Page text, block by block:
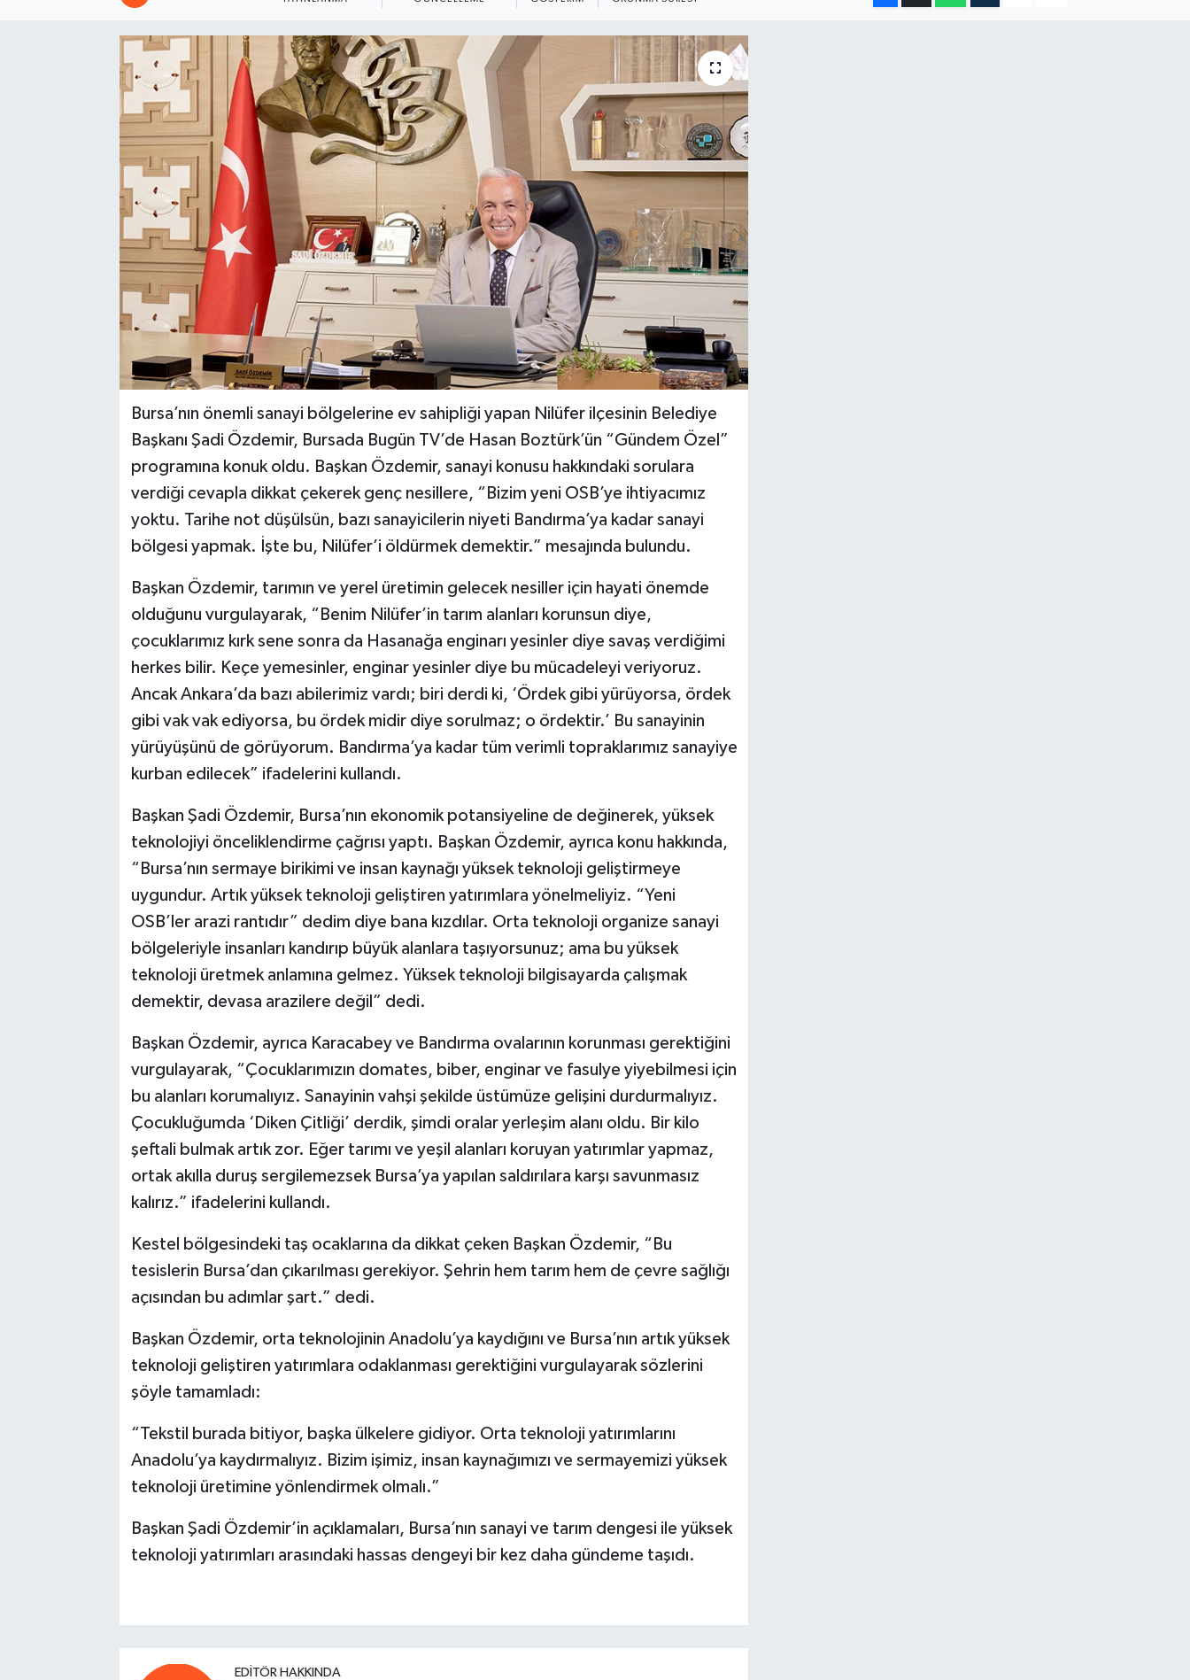
Bursa’nın önemli sanayi bölgelerine ev sahipliği yapan Nilüfer ilçesinin Belediye
Başkanı Şadi Özdemir, Bursada Bugün TV’de Hasan Boztürk’ün “Gündem Özel”
programına konuk oldu. Başkan Özdemir, sanayi konusu hakkındaki sorulara
verdiği cevapla dikkat çekerek genç nesillere, “Bizim yeni OSB’ye ihtiyacımız
yoktu. Tarihe not düşülsün, bazı sanayicilerin niyeti Bandırma’ya kadar sanayi
bölgesi yapmak. İşte bu, Nilüfer’i öldürmek demektir.” mesajında bulundu.
Başkan Özdemir, tarımın ve yerel üretimin gelecek nesiller için hayati önemde
olduğunu vurgulayarak, “Benim Nilüfer’in tarım alanları korunsun diye,
çocuklarımız kırk sene sonra da Hasanağa enginarı yesinler diye savaş verdiğimi
herkes bilir. Keçe yemesinler, enginar yesinler diye bu mücadeleyi veriyoruz.
Ancak Ankara’da bazı abilerimiz vardı; biri derdi ki, ‘Ördek gibi yürüyorsa, ördek
gibi vak vak ediyorsa, bu ördek midir diye sorulmaz; o ördektir.’ Bu sanayinin
yürüyüşünü de görüyorum. Bandırma’ya kadar tüm verimli topraklarımız sanayiye
kurban edilecek” ifadelerini kullandı.
Başkan Şadi Özdemir, Bursa’nın ekonomik potansiyeline de değinerek, yüksek
teknolojiyi önceliklendirme çağrısı yaptı. Başkan Özdemir, ayrıca konu hakkında,
“Bursa’nın sermaye birikimi ve insan kaynağı yüksek teknoloji geliştirmeye
uygundur. Artık yüksek teknoloji geliştiren yatırımlara yönelmeliyiz. “Yeni
OSB’ler arazi rantıdır” dedim diye bana kızdılar. Orta teknoloji organize sanayi
bölgeleriyle insanları kandırıp büyük alanlara taşıyorsunuz; ama bu yüksek
teknoloji üretmek anlamına gelmez. Yüksek teknoloji bilgisayarda çalışmak
demektir, devasa arazilere değil” dedi.
Başkan Özdemir, ayrıca Karacabey ve Bandırma ovalarının korunması gerektiğini
vurgulayarak, “Çocuklarımızın domates, biber, enginar ve fasulye yiyebilmesi için
bu alanları korumalıyız. Sanayinin vahşi şekilde üstümüze gelişini durdurmalıyız.
Çocukluğumda ‘Diken Çitliği’ derdik, şimdi oralar yerleşim alanı oldu. Bir kilo
şeftali bulmak artık zor. Eğer tarımı ve yeşil alanları koruyan yatırımlar yapmaz,
ortak akılla duruş sergilemezsek Bursa’ya yapılan saldırılara karşı savunmasız
kalırız.” ifadelerini kullandı.
Kestel bölgesindeki taş ocaklarına da dikkat çeken Başkan Özdemir, “Bu
tesislerin Bursa’dan çıkarılması gerekiyor. Şehrin hem tarım hem de çevre sağlığı
açısından bu adımlar şart.” dedi.
Başkan Özdemir, orta teknolojinin Anadolu’ya kaydığını ve Bursa’nın artık yüksek
teknoloji geliştiren yatırımlara odaklanması gerektiğini vurgulayarak sözlerini
şöyle tamamladı:
“Tekstil burada bitiyor, başka ülkelere gidiyor. Orta teknoloji yatırımlarını
Anadolu’ya kaydırmalıyız. Bizim işimiz, insan kaynağımızı ve sermayemizi yüksek
teknoloji üretimine yönlendirmek olmalı.”
Başkan Şadi Özdemir’in açıklamaları, Bursa’nın sanayi ve tarım dengesi ile yüksek
teknoloji yatırımları arasındaki hassas dengeyi bir kez daha gündeme taşıdı.
EDITÖR HAKKINDA